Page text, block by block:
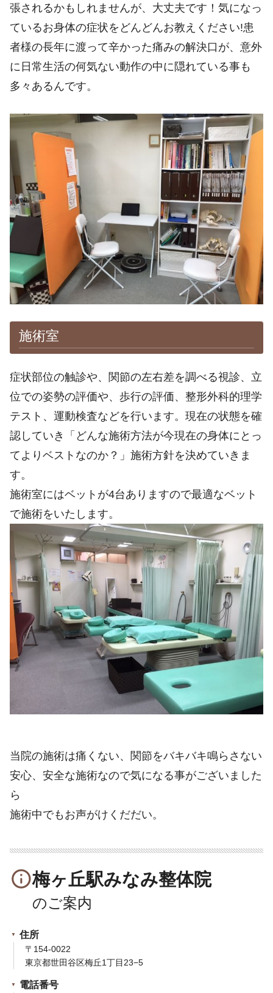
張されるかもしれませんが、大丈夫です！気になっ
ているお身体の症状をどんどんお教えください!患
者様の長年に渡って辛かった痛みの解決口が、意外
に日常生活の何気ない動作の中に隠れている事も
多々あるんです。
施術室
症状部位の触診や、関節の左右差を調べる視診、立
位での姿勢の評価や、歩行の評価、整形外科的理学
テスト、運動検査などを行います。現在の状態を確
認していき「どんな施術方法が今現在の身体にとっ
てよりベストなのか？」施術方針を決めていきま
す。
施術室にはベットが4台ありますので最適なベット
で施術をいたします。
当院の施術は痛くない、関節をバキバキ鳴らさない
安心、安全な施術なので気になる事がございました
ら
施術中でもお声がけくだだい。
info_outline梅ヶ丘駅みなみ整体院
住所
〒154-0022
東京都世田谷区梅丘1丁目23−5
電話番号